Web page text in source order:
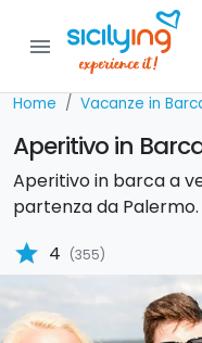
menu
Home Vacanze in
Aperitivo in
Aperitivo in barca a
partenza da Palermo.
star 4 (355)